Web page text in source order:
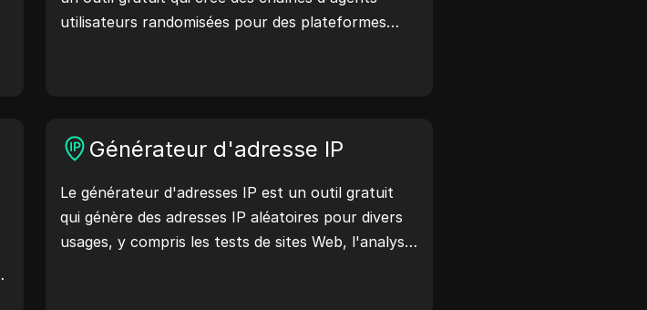
utilisateurs randomisées pour des plateformes
aux vérifications de compatibilité et à
flux de travail : générez des agents utilisateurs dès
aujourd'hui !
Générateur d'adresse IP
Le générateur d'adresses IP est un outil gratuit
qui génère des adresses IP aléatoires pour divers
usages, y compris les tests de sites Web, l'analyse